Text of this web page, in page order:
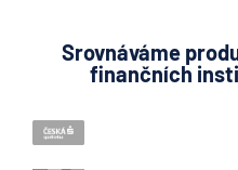
Srovnáváme
finančních